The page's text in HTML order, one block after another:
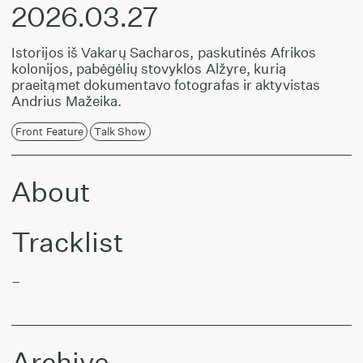
2026.03.27
Istorijos iš Vakarų Sacharos, paskutinės Afrikos
kolonijos, pabėgėlių stovyklos Alžyre, kurią
praeitąmet dokumentavo fotografas ir aktyvistas
Andrius Mažeika.
Front Feature Talk Show
About
Tracklist
–